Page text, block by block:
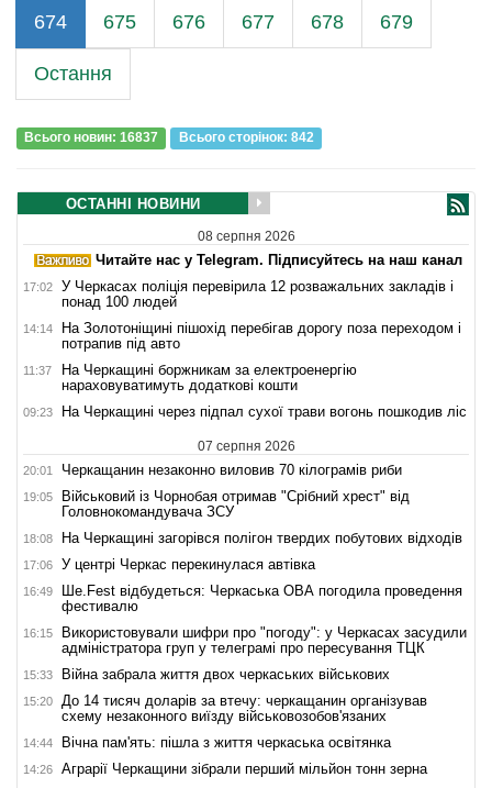
674 675 676 677 678 679
Остання
Всього новин: 16837 Всього сторiнок: 842
ОСТАННІ НОВИНИ
08 серпня 2026
Читайте нас у Telegram. Підписуйтесь на наш канал
17:02
У Черкасах поліція перевірила 12 розважальних закладів і
понад 100 людей
14:14
На Золотоніщині пішохід перебігав дорогу поза переходом і
потрапив під авто
11:37
На Черкащині боржникам за електроенергію
нараховуватимуть додаткові кошти
09:23 На Черкащині через підпал сухої трави вогонь пошкодив ліс
07 серпня 2026
20:01 Черкащанин незаконно виловив 70 кілограмів риби
19:05
Військовий із Чорнобая отримав "Срібний хрест" від
Головнокомандувача ЗСУ
18:08 На Черкащині загорівся полігон твердих побутових відходів
17:06 У центрі Черкас перекинулася автівка
16:49
Ше.Fest відбудеться: Черкаська ОВА погодила проведення
фестивалю
16:15
Використовували шифри про "погоду": у Черкасах засудили
адміністратора груп у телеграмі про пересування ТЦК
15:33 Війна забрала життя двох черкаських військових
15:20
До 14 тисяч доларів за втечу: черкащанин організував
схему незаконного виїзду військовозобов'язаних
14:44 Вічна пам'ять: пішла з життя черкаська освітянка
14:26
Аграрії Черкащини зібрали перший мільйон тонн зерна